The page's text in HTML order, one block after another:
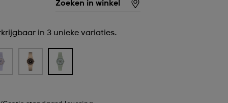
Zoeken in winkel
in 3 unieke variaties.